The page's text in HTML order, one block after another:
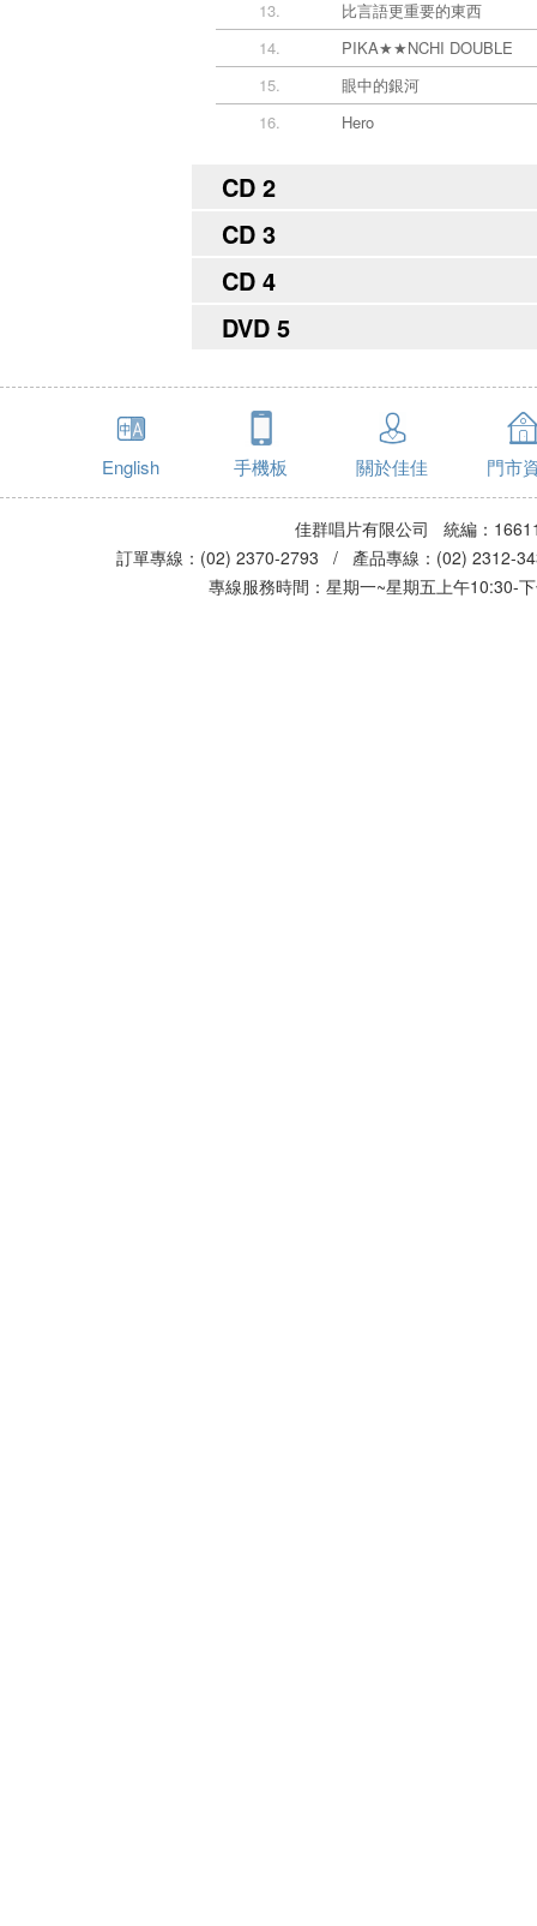
13.
比言語更重要的東西
14.
PIKA★★NCHI DOUBLE
15.
眼中的銀河
16.
Hero
CD 2
CD 3
CD 4
DVD 5
English 手機板 關於佳佳 門市
佳群唱片有限公司 統編：
訂單專線：(02) 2370-2793 / 產品專線：(02)
專線服務時間：星期一~星期五上午10:30-